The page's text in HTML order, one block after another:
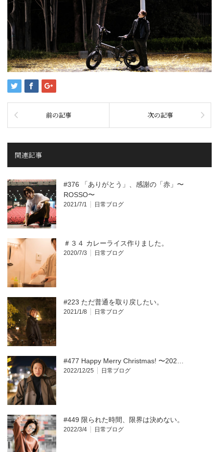
前の記事 次の記事
関連記事
#376 「ありがとう」、感謝の「赤」〜
ROSSO〜
2021/7/1 日常ブログ
＃３４ カレーライス作りました。
2020/7/3 日常ブログ
#223 ただ普通を取り戻したい。
2021/1/8 日常ブログ
#477 Happy Merry Christmas! 〜202…
2022/12/25 日常ブログ
#449 限られた時間、限界は決めない。
2022/3/4 日常ブログ